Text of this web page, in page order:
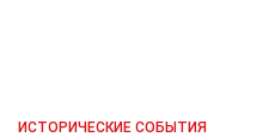
ИСТОРИЧЕСКИЕ СОБЫТИЯ